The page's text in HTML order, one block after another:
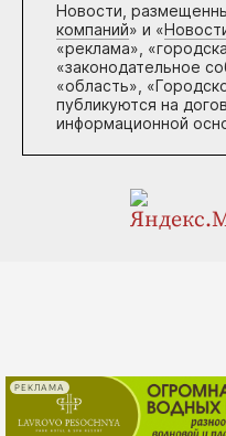
Новости,
компаний» и «
«реклама»,
«законодательное
«область»,
публикуются на
информационной
РЕКЛАМА